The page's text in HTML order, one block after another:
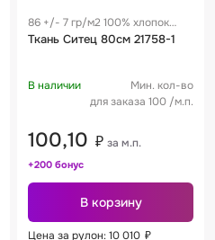
86 +/- 7 гр/м2 100% хлопок
0.28 м
Ткань Ситец 80см 21758-1
В наличии
Мин. кол-во
для заказа 100 /м.п.
100,10 ₽ за м.п.
+200 бонус
В корзину
Цена за рулон: 10 010 ₽